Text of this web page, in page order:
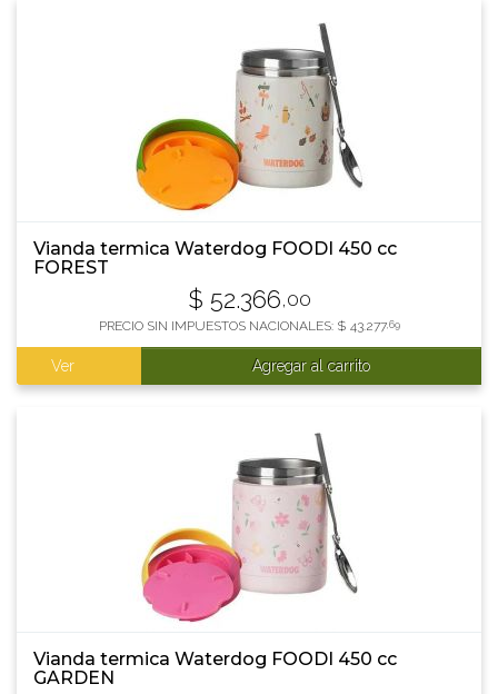
Vianda termica Waterdog FOODI 450 cc
FOREST
$ 52.366,00
PRECIO SIN IMPUESTOS NACIONALES: $ 43.277,69
Ver Agregar al carrito
Vianda termica Waterdog FOODI 450 cc
GARDEN